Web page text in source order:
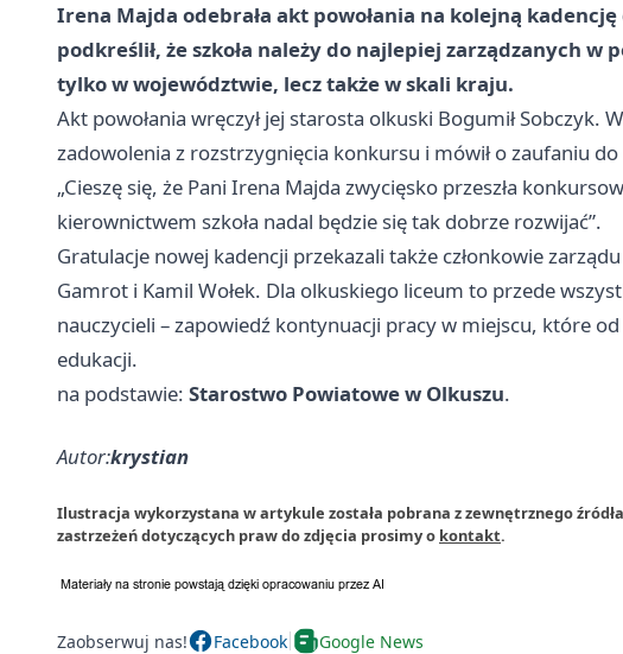
Irena Majda odebrała akt powołania na kolejną
podkreślił, że szkoła należy do najlepiej zarządzanych
tylko w województwie, lecz także w skali kraju.
Akt powołania wręczył jej starosta olkuski Bogumił Sobczyk.
zadowolenia z rozstrzygnięcia konkursu i mówił o zaufaniu
„Cieszę się, że Pani Irena Majda zwycięsko przeszła
kierownictwem szkoła nadal będzie się tak dobrze rozwijać”.
Gratulacje nowej kadencji przekazali także członkowie
Gamrot i Kamil Wołek. Dla olkuskiego liceum to przede
nauczycieli – zapowiedź kontynuacji pracy w miejscu, które
edukacji.
na podstawie: Starostwo Powiatowe w Olkuszu.
Autor:krystian
Ilustracja wykorzystana w artykule została pobrana z zewnętrznego
zastrzeżeń dotyczących praw do zdjęcia prosimy o kontakt.
Zaobserwuj nas! Facebook Google News